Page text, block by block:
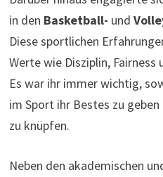
in den Basketball- und
Diese sportlichen
Werte wie Disziplin,
Es war ihr immer wichtig,
im Sport ihr Bestes zu
zu knüpfen.
Neben den akademischen